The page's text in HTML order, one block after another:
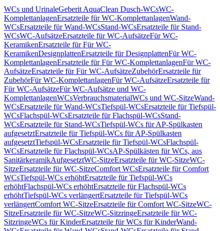
WCs und UrinaleGeberit AquaClean Dusch-WCsWC-
KomplettanlagenErsatzteile für WC-KomplettanlagenWand-
WCsErsatzteile für Wand-WCsStand-WCsErsatzteile für Stand-
WCsWC-AufsätzeErsatzteile für WC-AufsätzeFür WC-
KeramikenErsatzteile für Für WC-
KeramikenDesignplattenErsatzteile für DesignplattenFür WC-
KomplettanlagenErsatzteile für Für WC-KomplettanlagenFür WC-
AufsätzeErsatzteile für Für WC-AufsätzeZubehörErsatzteile für
ZubehörFür WC-KomplettanlagenFür WC-AufsätzeErsatzteile für
Für WC-AufsätzeFür WC-Aufsätze und WC-
KomplettanlagenWCsVerbrauchsmaterialWCs und WC-SitzeWand-
WCsErsatzteile für Wand-WCsTiefspül-WCsErsatzteile für Tiefspül-
WCsFlachspül-WCsErsatzteile für Flachspül-WCsStand-
WCsErsatzteile für Stand-WCsTiefspül-WCs für AP-Spülkasten
aufgesetztErsatzteile für Tiefspül-WCs für AP-Spülkasten
aufgesetztTiefspül-WCsErsatzteile für Tiefspül-WCsFlachspül-
WCsErsatzteile für Flachspül-WCsAP-Spülkästen für WCs, aus
SanitärkeramikAufgesetztWC-SitzeErsatzteile für WC-SitzeWC-
SitzeErsatzteile für WC-SitzeComfort WCsErsatzteile für Comfort
WCsTiefspül-WCs erhöhtErsatzteile für Tiefspül-WCs
erhöhtFlachspül-WCs erhöhtErsatzteile für Flachspül-WCs
erhöhtTiefspül-WCs verlängertErsatzteile für Tiefspül-WCs
verlängertComfort WC-SitzeErsatzteile für Comfort WC-SitzeWC-
SitzeErsatzteile für WC-SitzeWC-SitzringeErsatzteile für WC-
SitzringeWCs für KinderErsatzteile für WCs für KinderWand-